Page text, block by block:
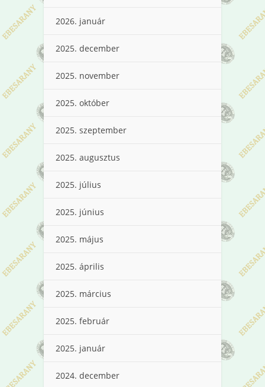
2026. január
2025. december
2025. november
2025. október
2025. szeptember
2025. augusztus
2025. július
2025. június
2025. május
2025. április
2025. március
2025. február
2025. január
2024. december